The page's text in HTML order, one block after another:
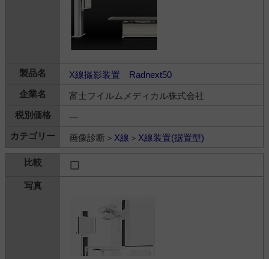
X線撮影装置 Radnext50
富士フイルムメディカル株式会社
---
画像診断＞ X線 ＞ X線装置(据置型)